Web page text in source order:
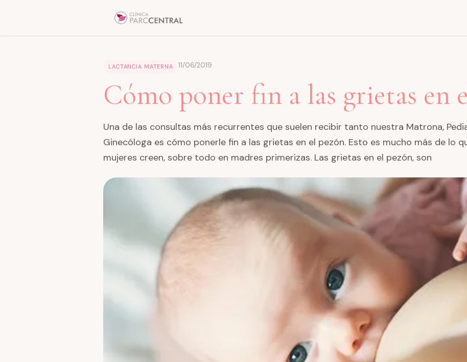
LACTANCIA MATERNA 11/06/2019
Cómo poner fin a las grietas en
Una de las consultas más recurrentes que suelen recibir tanto nuestra Matrona,
Ginecóloga es cómo ponerle fin a las grietas en el pezón. Esto es mucho más de lo
mujeres creen, sobre todo en madres primerizas. Las grietas en el pezón, son